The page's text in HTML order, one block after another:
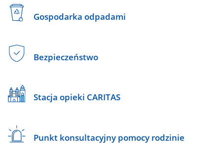
Gospodarka odpadami
Bezpieczeństwo
Stacja opieki CARITAS
Punkt konsultacyjny pomocy rodzinie